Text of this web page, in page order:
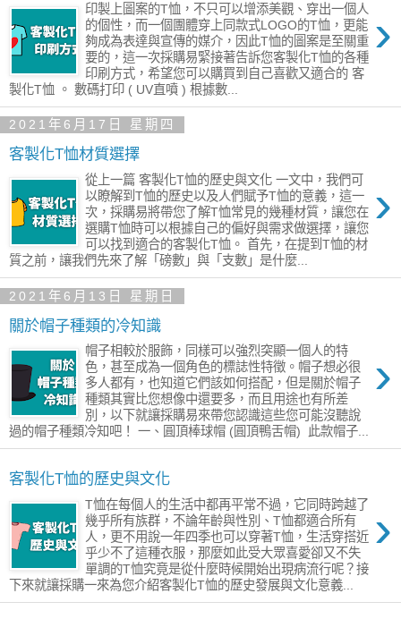
›
印製上圖案的T恤，不只可以增添美觀、穿出一個人
的個性，而一個團體穿上同款式LOGO的T恤，更能
夠成為表達與宣傳的媒介，因此T恤的圖案是至關重
要的，這一次採購易緊接著告訴您客製化T恤的各種
印刷方式，希望您可以購買到自己喜歡又適合的 客
製化T恤 。 數碼打印 ( UV直噴 ) 根據數...
2021年6月17日 星期四
客製化T恤材質選擇
›
從上一篇 客製化T恤的歷史與文化 一文中，我們可
以瞭解到T恤的歷史以及人們賦予T恤的意義，這一
次，採購易將帶您了解T恤常見的幾種材質，讓您在
選購T恤時可以根據自己的偏好與需求做選擇，讓您
可以找到適合的客製化T恤。 首先，在提到T恤的材
質之前，讓我們先來了解「磅數」與「支數」是什麼...
2021年6月13日 星期日
關於帽子種類的冷知識
›
帽子相較於服飾，同樣可以強烈突顯一個人的特
色，甚至成為一個角色的標誌性特徵。帽子想必很
多人都有，也知道它們該如何搭配，但是關於帽子
種類其實比您想像中還要多，而且用途也有所差
別，以下就讓採購易來帶您認識這些您可能沒聽說
過的帽子種類冷知吧！ 一、圓頂棒球帽 (圓頂鴨舌帽) 此款帽子...
客製化T恤的歷史與文化
›
T恤在每個人的生活中都再平常不過，它同時跨越了
幾乎所有族群，不論年齡與性別、T恤都適合所有
人，更不用說一年四季也可以穿著T恤，生活穿搭近
乎少不了這種衣服，那麼如此受大眾喜愛卻又不失
單調的T恤究竟是從什麼時候開始出現病流行呢？接
下來就讓採購一來為您介紹客製化T恤的歷史發展與文化意義...